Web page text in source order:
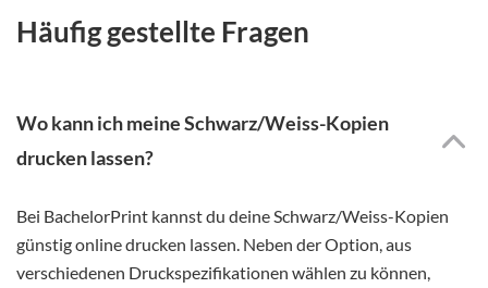
Häufig gestellte Fragen
Wo kann ich meine Schwarz/Weiss-Kopien
drucken lassen?
Bei BachelorPrint kannst du deine Schwarz/Weiss-Kopien
günstig online drucken lassen. Neben der Option, aus
verschiedenen Druckspezifikationen wählen zu können,